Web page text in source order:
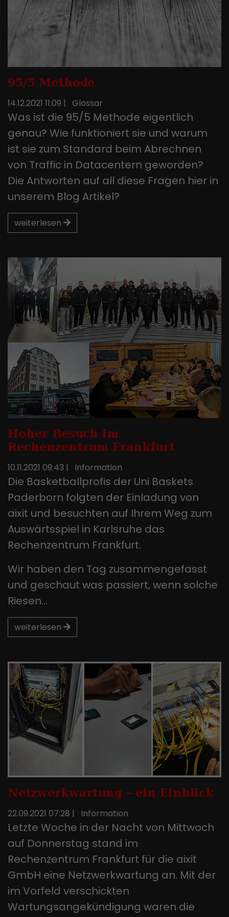
95/5 Methode
14.12.2021 11:09 | Glossar
Was ist die 95/5 Methode eigentlich
genau? Wie funktioniert sie und warum
ist sie zum Standard beim Abrechnen
von Traffic in Datacentern geworden?
Die Antworten auf all diese Fragen hier in
unserem Blog Artikel?
weiterlesen
Hoher Besuch im
Rechenzentrum Frankfurt
10.11.2021 09:43 | Information
Die Basketballprofis der Uni Baskets
Paderborn folgten der Einladung von
aixit und besuchten auf Ihrem Weg zum
Auswärtsspiel in Karlsruhe das
Rechenzentrum Frankfurt.
Wir haben den Tag zusammengefasst
und geschaut was passiert, wenn solche
Riesen…
weiterlesen
Netzwerkwartung – ein Einblick
22.09.2021 07:28 | Information
Letzte Woche in der Nacht von Mittwoch
auf Donnerstag stand im
Rechenzentrum Frankfurt für die aixit
GmbH eine Netzwerkwartung an. Mit der
im Vorfeld verschickten
Wartungsangekündigung waren die
verfolgen. Die Cookies speichern
Informationen anonym und weisen
eine randoly generierte Nummer zu,